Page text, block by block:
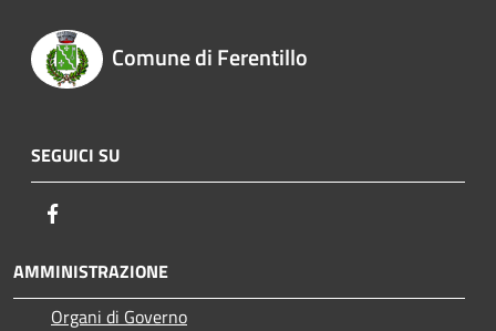
Comune di Ferentillo
SEGUICI SU
AMMINISTRAZIONE
Organi di Governo